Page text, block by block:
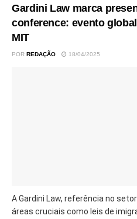
Gardini Law marca
conference: evento
MIT
POR REDAÇÃO 18/04/2025
A Gardini Law, referência no
áreas cruciais como leis de